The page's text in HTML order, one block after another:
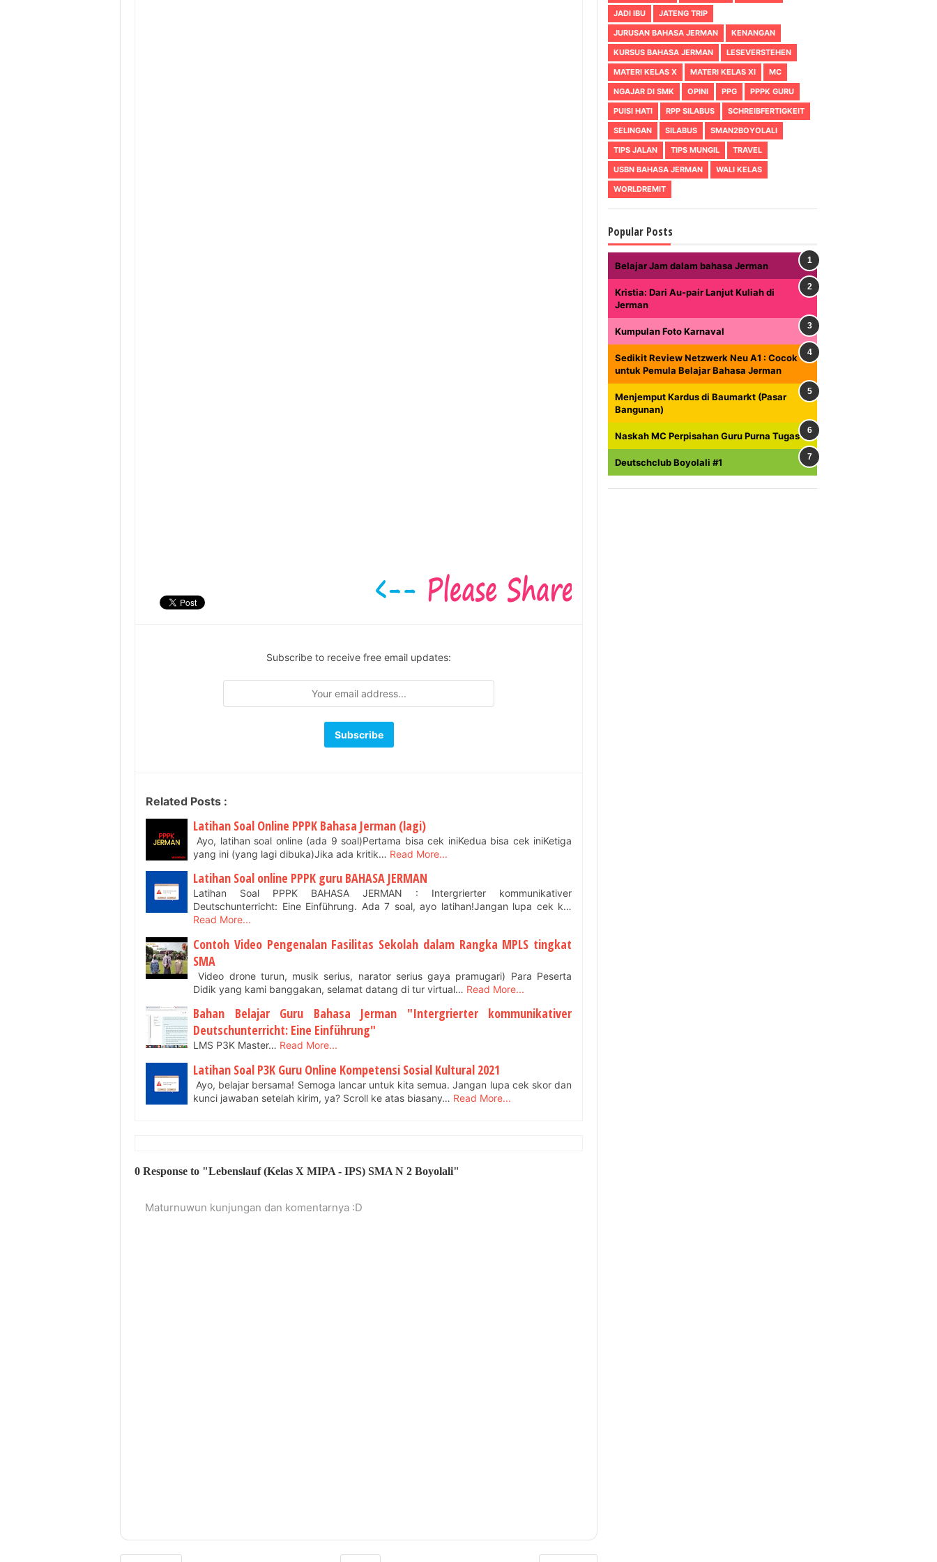
Subscribe to receive free email updates:
Related Posts :
Latihan Soal Online PPPK Bahasa Jerman (lagi)
Ayo, latihan soal online (ada 9 soal)Pertama bisa cek iniKedua bisa cek iniKetiga
yang ini (yang lagi dibuka)Jika ada kritik… Read More...
Latihan Soal online PPPK guru BAHASA JERMAN
Latihan Soal PPPK BAHASA JERMAN : Intergrierter kommunikativer
Deutschunterricht: Eine Einführung. Ada 7 soal, ayo latihan!Jangan lupa cek k…
Read More...
Contoh Video Pengenalan Fasilitas Sekolah dalam Rangka MPLS tingkat
SMA
Video drone turun, musik serius, narator serius gaya pramugari) Para Peserta
Didik yang kami banggakan, selamat datang di tur virtual… Read More...
Bahan Belajar Guru Bahasa Jerman "Intergrierter kommunikativer
Deutschunterricht: Eine Einführung"
LMS P3K Master… Read More...
Latihan Soal P3K Guru Online Kompetensi Sosial Kultural 2021
Ayo, belajar bersama! Semoga lancar untuk kita semua. Jangan lupa cek skor dan
kunci jawaban setelah kirim, ya? Scroll ke atas biasany… Read More...
0 Response to "Lebenslauf (Kelas X MIPA - IPS) SMA N 2 Boyolali"
Maturnuwun kunjungan dan komentarnya :D
JADI IBU
JATENG TRIP
JURUSAN BAHASA JERMAN
KENANGAN
KURSUS BAHASA JERMAN
LESEVERSTEHEN
MATERI KELAS X
MATERI KELAS XI
MC
NGAJAR DI SMK
OPINI PPG
PPPK GURU
PUISI HATI
RPP SILABUS
SCHREIBFERTIGKEIT
SELINGAN
SILABUS
SMAN2BOYOLALI
TIPS JALAN
TIPS MUNGIL
TRAVEL
USBN BAHASA JERMAN
WALI KELAS
WORLDREMIT
Popular Posts
Belajar Jam dalam bahasa Jerman
Kristia: Dari Au-pair Lanjut Kuliah di
Jerman
Kumpulan Foto Karnaval
Sedikit Review Netzwerk Neu A1 : Cocok
untuk Pemula Belajar Bahasa Jerman
Menjemput Kardus di Baumarkt (Pasar
Bangunan)
Naskah MC Perpisahan Guru Purna Tugas
Deutschclub Boyolali #1